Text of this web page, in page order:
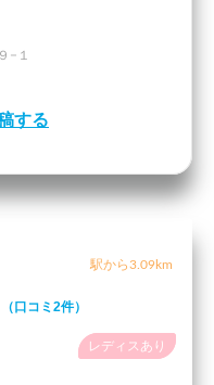
−１
する
駅から3.09km
（口コミ2件）
レディスあり